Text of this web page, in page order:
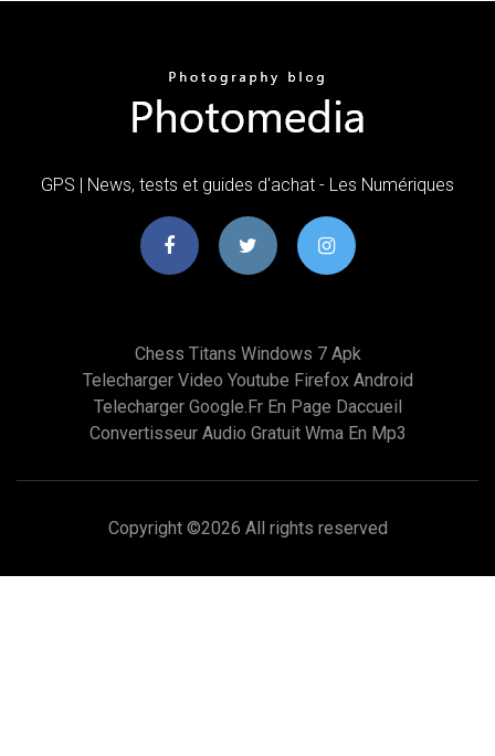
GPS | News, tests et guides d'achat - Les Numériques
Chess Titans Windows 7 Apk
Telecharger Video Youtube Firefox Android
Telecharger Google.fr En Page Daccueil
Convertisseur Audio Gratuit Wma En Mp3
Copyright ©2026 All rights reserved